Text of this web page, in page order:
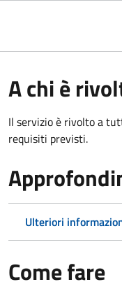
A chi è
Il servizio è rivolto a
requisiti previsti.
Ulteriori
Come fare